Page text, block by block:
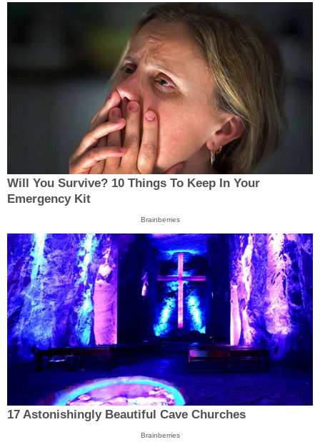
Will You Survive? 10 Things To Keep In Your
Emergency Kit
Brainberries
17 Astonishingly Beautiful Cave Churches
Brainberries